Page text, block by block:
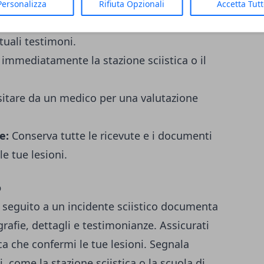
Rifiuta Opzionali Accetta
testimoni.
la stazione sciistica o il
da un medico per una valutazione
Conserva tutte le ricevute e i documenti
tue lesioni.
a un incidente sciistico documenta
dettagli e testimonianze. Assicurati
che confermi le tue lesioni. Segnala